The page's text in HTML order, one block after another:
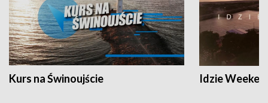
Kurs na Świnoujście Idzie